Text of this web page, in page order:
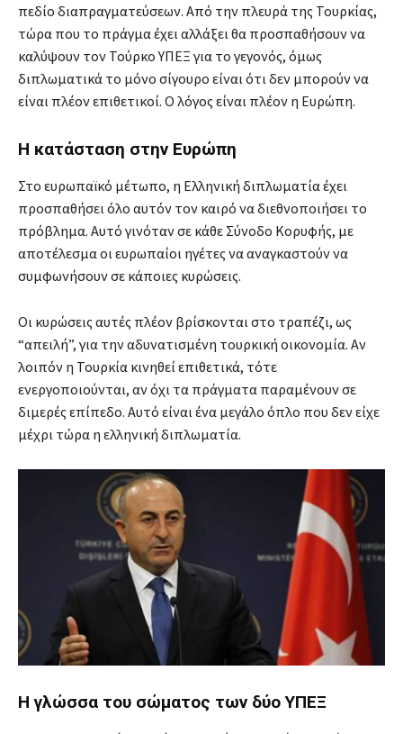
πεδίο διαπραγματεύσεων. Από την πλευρά της Τουρκίας,
τώρα που το πράγμα έχει αλλάξει θα προσπαθήσουν να
καλύψουν τον Τούρκο ΥΠΕΞ για το γεγονός, όμως
διπλωματικά το μόνο σίγουρο είναι ότι δεν μπορούν να
είναι πλέον επιθετικοί. Ο λόγος είναι πλέον η Ευρώπη.
Η κατάσταση στην Ευρώπη
Στο ευρωπαϊκό μέτωπο, η Ελληνική διπλωματία έχει
προσπαθήσει όλο αυτόν τον καιρό να διεθνοποιήσει το
πρόβλημα. Αυτό γινόταν σε κάθε Σύνοδο Κορυφής, με
αποτέλεσμα οι ευρωπαίοι ηγέτες να αναγκαστούν να
συμφωνήσουν σε κάποιες κυρώσεις.
Οι κυρώσεις αυτές πλέον βρίσκονται στο τραπέζι, ως
“απειλή”, για την αδυνατισμένη τουρκική οικονομία. Αν
λοιπόν η Τουρκία κινηθεί επιθετικά, τότε
ενεργοποιούνται, αν όχι τα πράγματα παραμένουν σε
διμερές επίπεδο. Αυτό είναι ένα μεγάλο όπλο που δεν είχε
μέχρι τώρα η ελληνική διπλωματία.
Η γλώσσα του σώματος των δύο ΥΠΕΞ